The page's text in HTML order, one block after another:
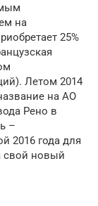
на
25%
Летом 2014
на АО
Рено в
–
2016 года для
свой новый